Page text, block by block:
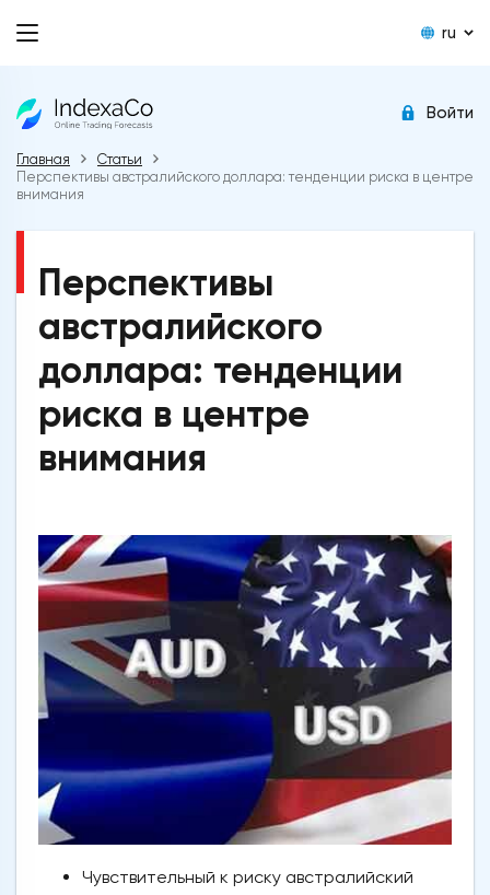
ru
Войти
Главная
Статьи
Перспективы австралийского доллара: тенденции риска в центре
внимания
Перспективы
австралийского
доллара: тенденции
риска в центре
внимания
Чувствительный к риску австралийский